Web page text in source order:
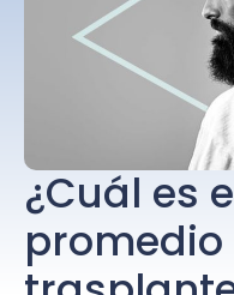
¿Cuál es
promedio